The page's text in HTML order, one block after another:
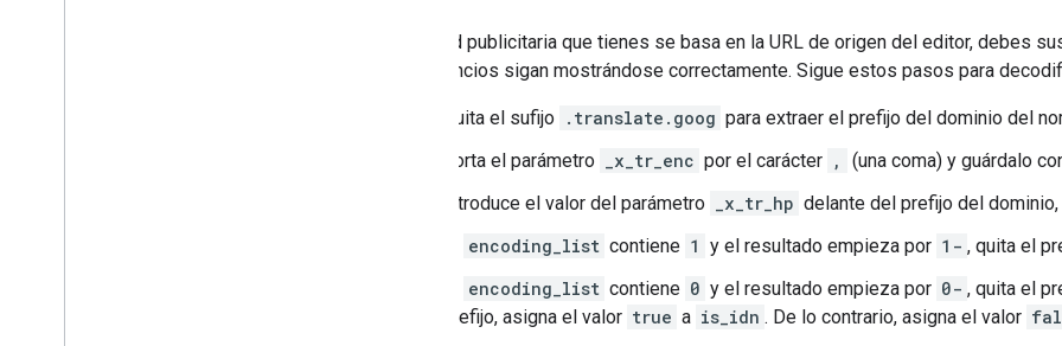
Si la red publicitaria que tienes se basa en la URL de origen del editor, debes
tus anuncios sigan mostrándose correctamente. Sigue estos pasos para
Quita el sufijo .translate.goog para extraer el prefijo del dominio del
Corta el parámetro
_x_tr_enc por el carácter , (una coma) y guárdalo
Introduce el valor del parámetro
_x_tr_hp delante del prefijo del dominio,
encoding_list contiene 1 y el resultado empieza por 1- , quita el
encoding_list contiene 0 y el resultado empieza por 0- , quita el
prefijo, asigna el valor true a is_idn . De lo contrario, asigna el valor